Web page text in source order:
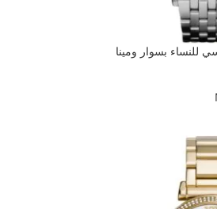
بسوار ومينا